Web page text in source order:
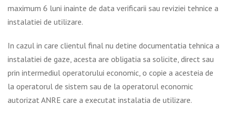
maximum 6 luni inainte de data verificarii sau reviziei tehnice a
instalatiei de utilizare.
In cazul in care clientul final nu detine documentatia tehnica a
instalatiei de gaze, acesta are obligatia sa solicite, direct sau
prin intermediul operatorului economic, o copie a acesteia de
la operatorul de sistem sau de la operatorul economic
autorizat ANRE care a executat instalatia de utilizare.